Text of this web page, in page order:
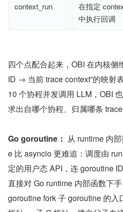
context_run
在指定
中执行回调
四个点配合起来，OBI 在内核
ID → 当前 trace context”的映射
10 个协程并发调用 LLM，OBI
求出自哪个协程、归属哪条 trace
Go goroutine： 从 runtime 内
e 比 asyncio 更难追：调度由
定的用户态 API，连 goroutine
直接对 Go runtime 内部函数下
goroutine fork 子 goroutine 的入